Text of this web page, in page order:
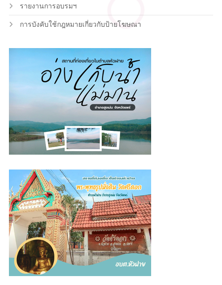
รายงานการอบรมฯ
การบังคับใช้กฎหมายเกี่ยวกับป้ายโฆษณา